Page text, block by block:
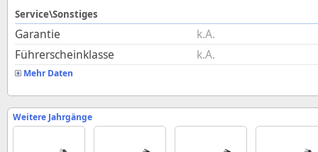
Service\Sonstiges
Garantie
k.A.
Führerscheinklasse
k.A.
Mehr Daten
Weitere Jahrgänge